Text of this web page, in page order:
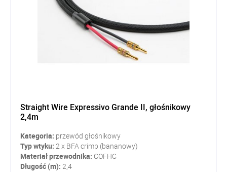
Straight Wire Expressivo Grande II, głośnikowy
2,4m
Kategoria: przewód głośnikowy
Typ wtyku: 2 x BFA crimp (bananowy)
Materiał przewodnika: COFHC
Długość (m): 2,4